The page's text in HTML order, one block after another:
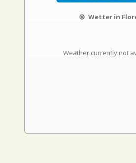
Wetter in
Weather currently not